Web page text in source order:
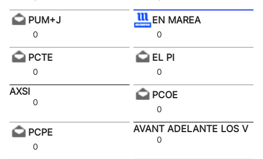
PUM+J
0
EN MAREA
0
PCTE
0
EL PI
0
AXSI
0
PCOE
0
PCPE
0
AVANT ADELANTE LOS V
0